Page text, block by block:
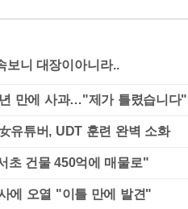
만에 사과…"제가 틀렸습니다"
유튜버, UDT 훈련 완벽 소화
초 건물 450억에 매물로"
에 오열 "이틀 만에 발견"